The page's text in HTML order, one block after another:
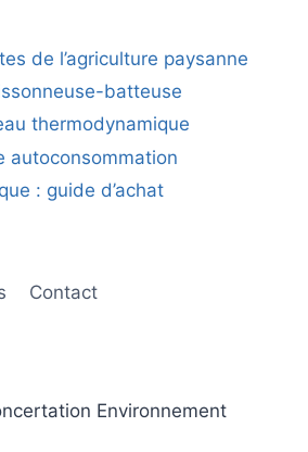
de l’agriculture paysanne
batteuse
thermodynamique
autoconsommation
: guide d’achat
Contact
Environnement